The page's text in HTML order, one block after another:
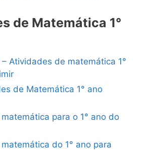
de Matemática 1°
– Atividades de matemática 1°
de Matemática 1° ano
para o 1° ano do
do 1° ano para